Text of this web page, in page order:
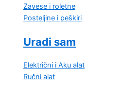
Zavese i roletne
Posteljine i peškiri
Uradi sam
Električni i Aku alat
Ručni alat